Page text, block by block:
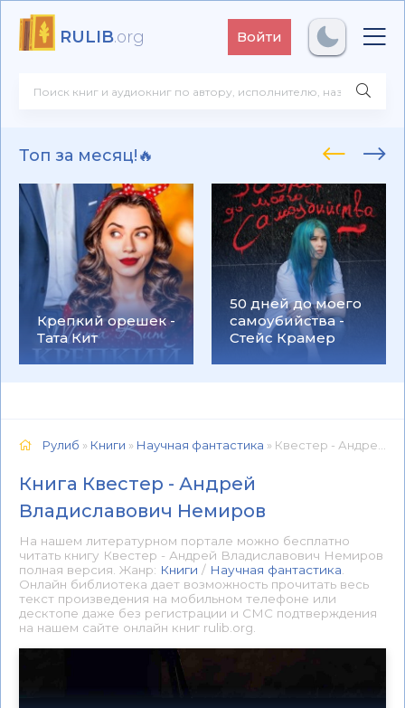
RULIB.org Войти
Топ за месяц!🔥
Крепкий орешек -
Тата Кит
50 дней до моего
самоубийства -
Стейс Крамер
Рулиб » Книги » Научная фантастика » Квестер - Андрей Владиславович Немиров 📕 - Книга онлайн бесплатно
Книга Квестер - Андрей
Владиславович Немиров
На нашем литературном портале можно бесплатно
читать книгу Квестер - Андрей Владиславович Немиров
полная версия. Жанр: Книги / Научная фантастика
Онлайн библиотека дает возможность прочитать весь
текст произведения на мобильном телефоне или
десктопе даже без регистрации и СМС подтверждения
на нашем сайте онлайн книг rulib.org.